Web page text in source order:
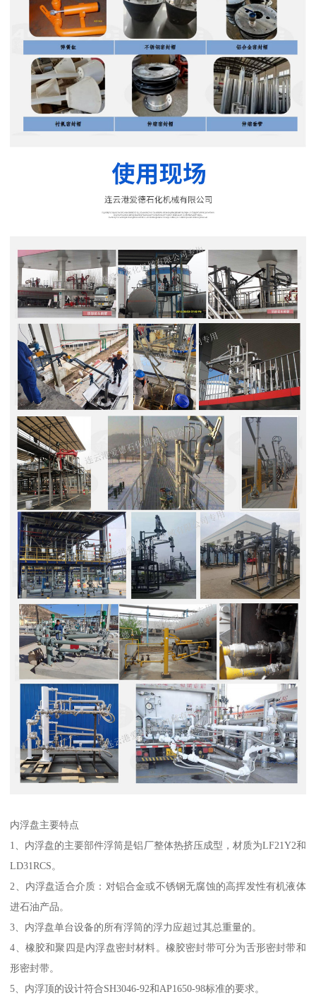
内浮盘主要特点
1、内浮盘的主要部件浮筒是铝厂整体热挤压成型，材质为LF21Y2和
LD31RCS。
2、内浮盘适合介质：对铝合金或不锈钢无腐蚀的高挥发性有机液体
进石油产品。
3、内浮盘单台设备的所有浮筒的浮力应超过其总重量的。
4、橡胶和聚四是内浮盘密封材料。橡胶密封带可分为舌形密封带和
形密封带。
5、内浮顶的设计符合SH3046-92和AP1650-98标准的要求。